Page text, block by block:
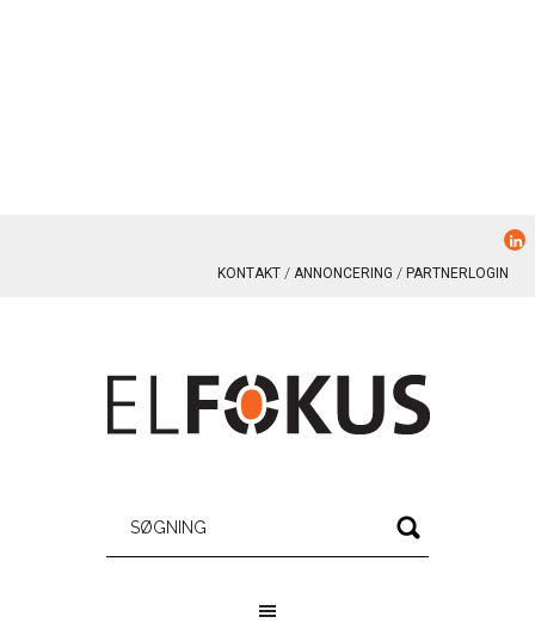
KONTAKT ANNONCERING PARTNERLOGIN